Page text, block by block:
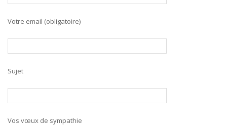
Votre email (obligatoire)
Sujet
Vos vœux de sympathie